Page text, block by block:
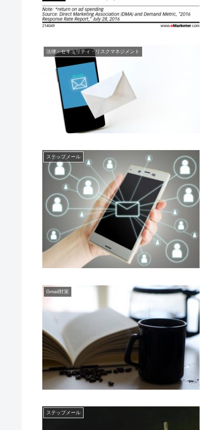
法律・セキュリティ・リスクマネジメント
ステップメール
Gmail対策
ステップメール